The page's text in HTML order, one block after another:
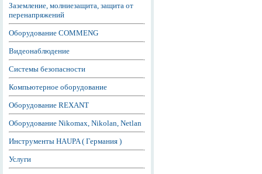
Заземление, молниезащита, защита от
перенапряжений
Оборудование COMMENG
Видеонаблюдение
Системы безопасности
Компьютерное оборудование
Оборудование REXANT
Оборудование Nikomax, Nikolan, Netlan
Инструменты HAUPA ( Германия )
Услуги